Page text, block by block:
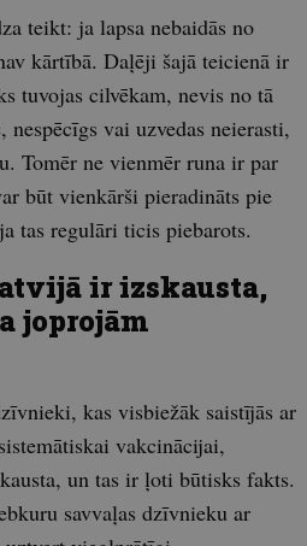
teikt: ja lapsa nebaidās no
kārtībā. Daļēji šajā teicienā ir
tuvojas cilvēkam, nevis no tā
nespēcīgs vai uzvedas neierasti,
Tomēr ne vienmēr runa ir par
būt vienkārši pieradināts pie
tas regulāri ticis piebarots.
ir izskausta,
joprojām
kas visbiežāk saistījās ar
vakcinācijai,
un tas ir ļoti būtisks fakts.
savvaļas dzīvnieku ar